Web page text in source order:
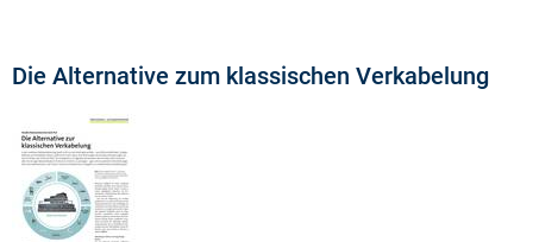
Die Alternative zum klassischen Verkabelung